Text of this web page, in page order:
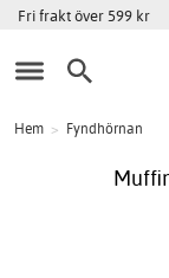
Fri frakt över 599 kr
Hem > Fyndhörnan